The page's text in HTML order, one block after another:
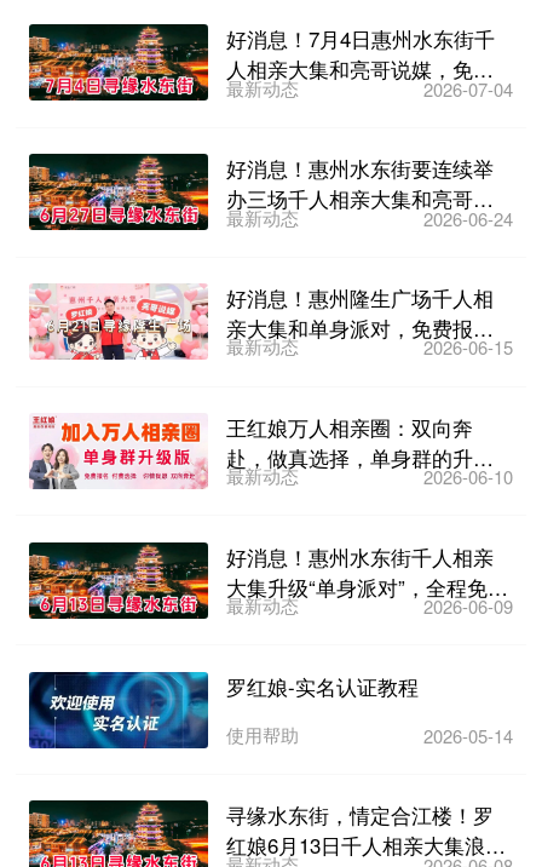
好消息！7月4日惠州水东街千
人相亲大集和亮哥说媒，免费
报名~
最新动态 2026-07-04
好消息！惠州水东街要连续举
办三场千人相亲大集和亮哥说
媒，6月27日第一场免费...
最新动态 2026-06-24
好消息！惠州隆生广场千人相
亲大集和单身派对，免费报
名，6月21日下午3点不见...
最新动态 2026-06-15
王红娘万人相亲圈：双向奔
赴，做真选择，单身群的升级
版，非常理想的线上相亲模式...
最新动态 2026-06-10
好消息！惠州水东街千人相亲
大集升级“单身派对”，全程免
费，6月13日晚不见不...
最新动态 2026-06-09
罗红娘-实名认证教程
使用帮助 2026-05-14
寻缘水东街，情定合江楼！罗
红娘6月13日千人相亲大集浪漫